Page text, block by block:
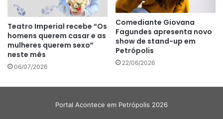
Teatro Imperial recebe “Os
homens querem casar e as
mulheres querem sexo”
neste mês
06/07/2026
Comediante Giovana
Fagundes apresenta novo
show de stand-up em
Petrópolis
22/06/2026
Portal Acontece em Petrópolis 2026